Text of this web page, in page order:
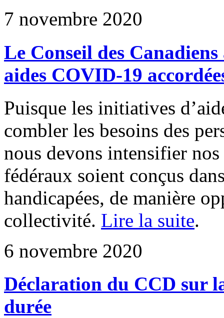
7 novembre 2020
Le Conseil des
aides COVID-19
Puisque les initiatives
combler les besoins des
nous devons intensifier
fédéraux soient conçus
handicapées, de manière
collectivité. Lire la suite.
6 novembre 2020
Déclaration du CCD sur
durée